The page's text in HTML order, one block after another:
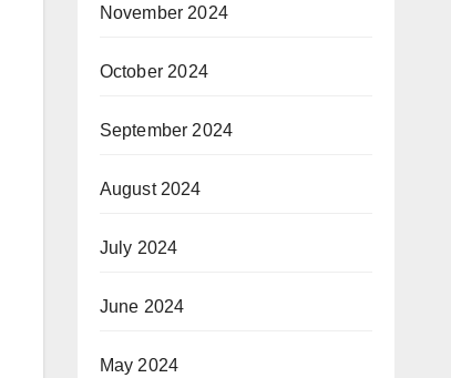
November 2024
October 2024
September 2024
August 2024
July 2024
June 2024
May 2024